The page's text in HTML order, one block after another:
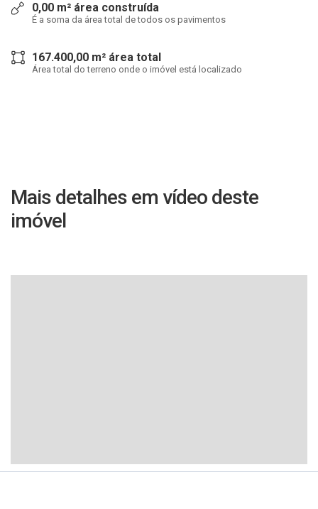
0,00 m² área construída
É a soma da área total de todos os pavimentos
167.400,00 m² área total
Área total do terreno onde o imóvel está localizado
Mais detalhes em vídeo deste
imóvel